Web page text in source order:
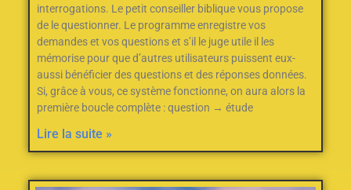
interrogations. Le petit conseiller biblique vous propose
de le questionner. Le programme enregistre vos
demandes et vos questions et s’il le juge utile il les
mémorise pour que d’autres utilisateurs puissent eux-
aussi bénéficier des questions et des réponses données.
Si, grâce à vous, ce système fonctionne, on aura alors la
première boucle complète : question → étude
Lire la suite »